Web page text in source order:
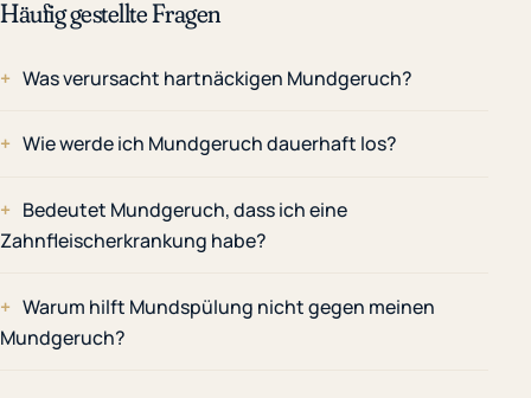
Häufig gestellte Fragen
Was verursacht hartnäckigen Mundgeruch?
Wie werde ich Mundgeruch dauerhaft los?
Bedeutet Mundgeruch, dass ich eine
Zahnfleischerkrankung habe?
Warum hilft Mundspülung nicht gegen meinen
Mundgeruch?